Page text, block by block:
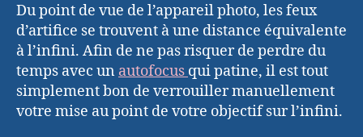
Du point de vue de l’appareil photo, les feux
d’artifice se trouvent à une distance équivalente
à l’infini. Afin de ne pas risquer de perdre du
temps avec un autofocus qui patine, il est tout
simplement bon de verrouiller manuellement
votre mise au point de votre objectif sur l’infini.